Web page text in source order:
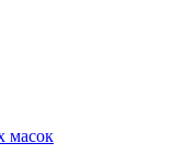
масок